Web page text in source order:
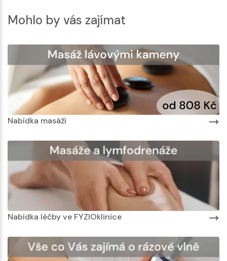
Mohlo by vás zajímat
Nabídka masáží
Nabídka léčby ve FYZIOklinice